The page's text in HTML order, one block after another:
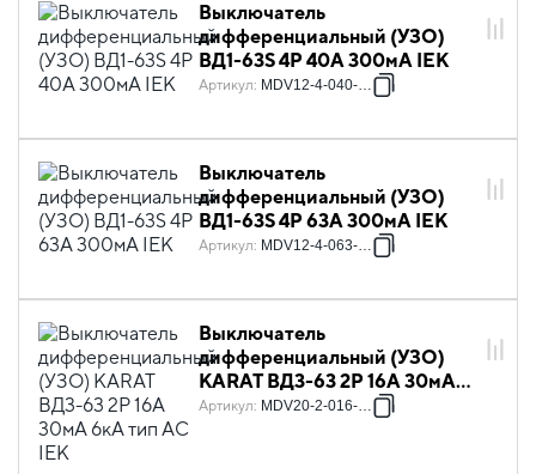
Выключатель
дифференциальный (УЗО)
ВД1-63S 4Р 40А 300мА IEK
Артикул: MDV12-4-040-300
Выключатель
дифференциальный (УЗО)
ВД1-63S 4Р 63А 300мА IEK
Артикул: MDV12-4-063-300
Выключатель
дифференциальный (УЗО)
KARAT ВД3-63 2P 16А 30мА
6кА тип AC IEK
Артикул: MDV20-2-016-030